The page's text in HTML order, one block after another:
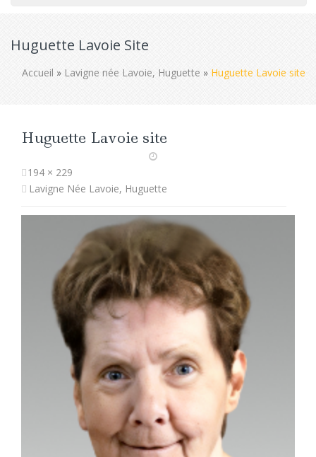
Huguette Lavoie Site
Accueil » Lavigne née Lavoie, Huguette » Huguette Lavoie site
Huguette Lavoie site
194 × 229
Lavigne Née Lavoie, Huguette